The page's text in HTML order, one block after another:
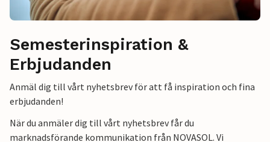
Semesterinspiration &
Erbjudanden
Anmäl dig till vårt nyhetsbrev för att få inspiration och fina
erbjudanden!
När du anmäler dig till vårt nyhetsbrev får du
marknadsförande kommunikation från NOVASOL. Vi